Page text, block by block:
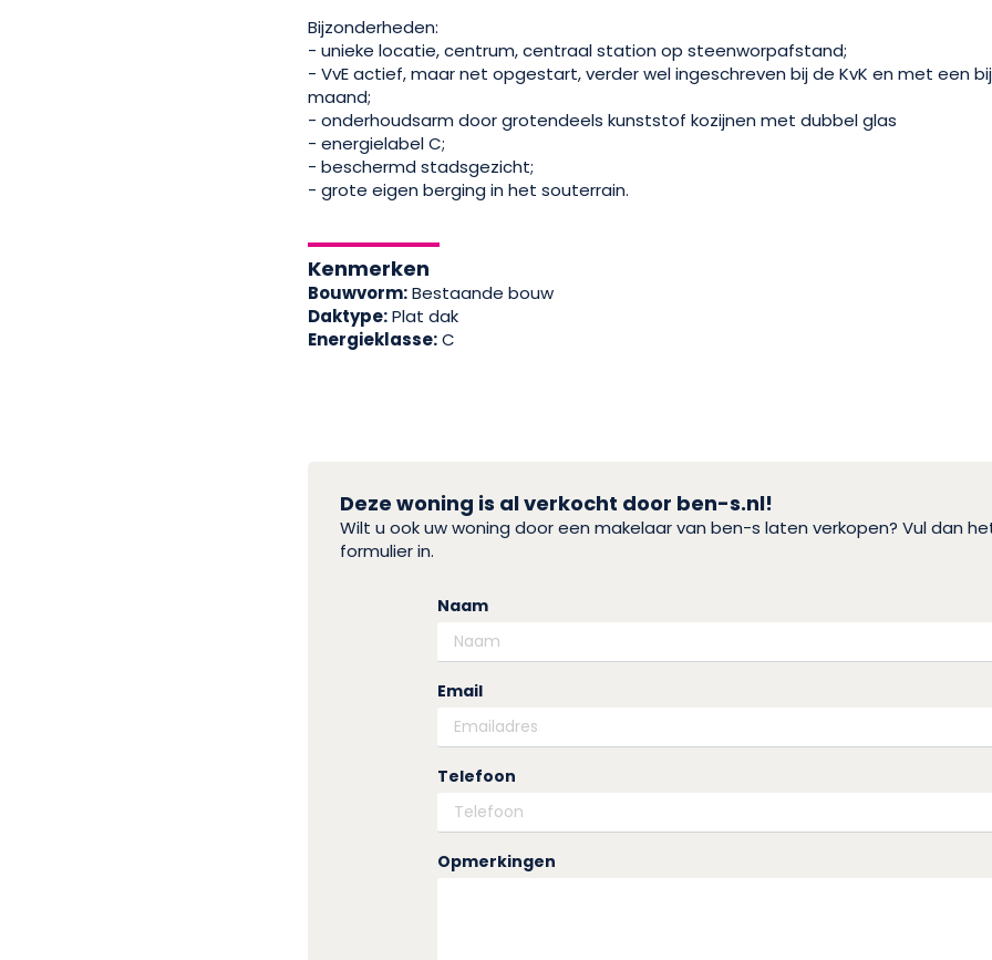
Bijzonderheden:
- unieke locatie, centrum, centraal station op steenworpafstand;
- VvE actief, maar net opgestart, verder wel ingeschreven bij de KvK en met een
maand;
- onderhoudsarm door grotendeels kunststof kozijnen met dubbel glas
- energielabel C;
- beschermd stadsgezicht;
- grote eigen berging in het souterrain.
Kenmerken
Bouwvorm:Bestaande bouw
Daktype:Plat dak
Energieklasse:C
Deze woning is al verkocht door ben-s.nl!
Wilt u ook uw woning door een makelaar van ben-s laten verkopen? Vul dan
formulier in.
Naam
Email
Telefoon
Opmerkingen